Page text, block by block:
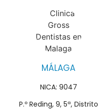
MÁLAGA
NICA: 9047
P.º Reding, 9, 5ª, Distrito